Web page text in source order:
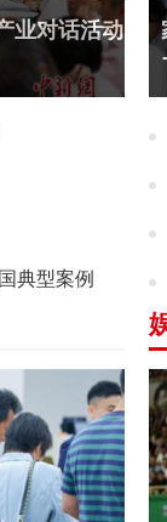
业对话活动
典型案例